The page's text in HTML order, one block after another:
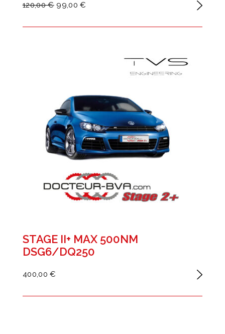
120,00 € 99,00 €
STAGE II+ MAX 500NM
DSG6/DQ250
400,00 €